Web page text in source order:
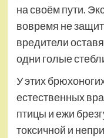
на своём пути.
вовремя не
вредители
одни голые
У этих
естественных
птицы и ежи
токсичной и